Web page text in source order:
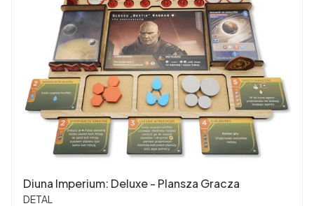
Diuna Imperium: Deluxe - Plansza Gracza
PRODUCENT
DETAL